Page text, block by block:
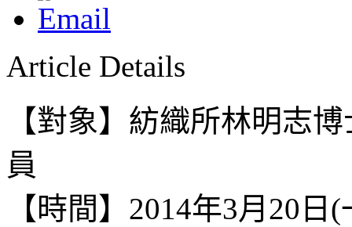
Article Details
【對象】紡織所林明志
員
【時間】2014年3月20日